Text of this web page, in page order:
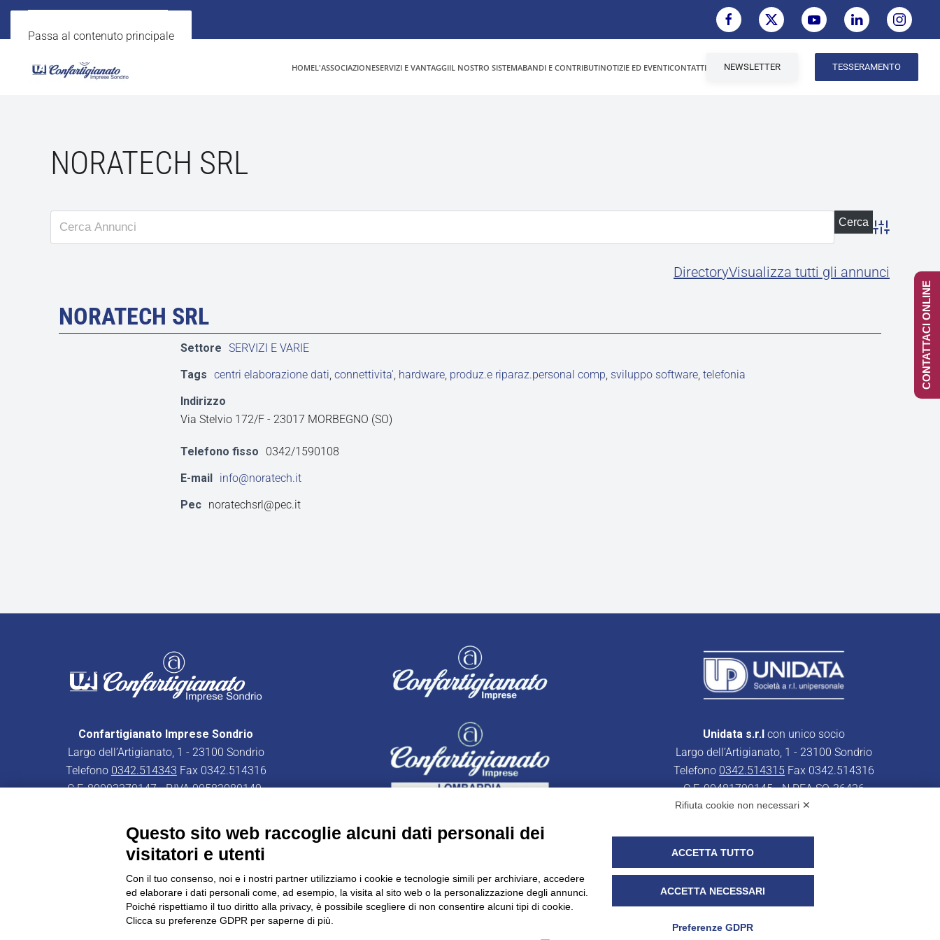
Passa al contenuto principale
HOMEL'ASSOCIAZIONESERVIZI E VANTAGGIIL NOSTRO SISTEMABANDI E CONTRIBUTINOTIZIE ED EVENTICONTATTI NEWSLETTER TESSERAMENTO
NORATECH SRL
Advanced
DirectoryVisualizza tutti gli annunci
NORATECH SRL
Settore SERVIZI E VARIE
Tags centri elaborazione dati, connettivita', hardware, produz.e riparaz.personal comp, sviluppo software, telefonia
Indirizzo
Via Stelvio 172/F - 23017 MORBEGNO (SO)
Telefono fisso
0342/1590108
E-mail info@noratech.it
Pec noratechsrl@pec.it
Confartigianato Imprese Sondrio
Largo dell’Artigianato, 1 - 23100 Sondrio
Telefono 0342.514343 Fax 0342.514316
C.F. 80003370147 - P.IVA 00582080149
Unidata s.r.l con unico socio
Largo dell’Artigianato, 1 - 23100 Sondrio
Telefono 0342.514315 Fax 0342.514316
C.F. 00481790145 - N.REA SO-36426
PEC:unidata.sondrio@legalmail.it
CONFARTIGIANATO - Informative privacy Cookie Policy Dichiarazione di accessibilità UNIDATA - Informativa privacy (per i clienti)
CONTATTACI ONLINE
Rifiuta cookie non necessari ✕
Questo sito web raccoglie alcuni dati personali dei
visitatori e utenti
Con il tuo consenso, noi e i nostri partner utilizziamo i cookie e tecnologie simili per archiviare, accedere
ed elaborare i dati personali come, ad esempio, la visita al sito web o la personalizzazione degli annunci.
Poiché rispettiamo il tuo diritto alla privacy, è possibile scegliere di non consentire alcuni tipi di cookie.
Clicca su preferenze GDPR per saperne di più.
ACCETTA TUTTO
ACCETTA NECESSARI
Preferenze GDPR